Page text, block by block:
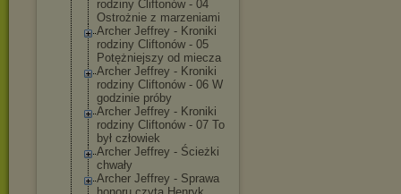
rodziny Cliftonów - 04
Ostrożnie z marzeniami
Archer Jeffrey - Kroniki
rodziny Cliftonów - 05
Potężniejszy od miecza
Archer Jeffrey - Kroniki
rodziny Cliftonów - 06 W
godzinie próby
Archer Jeffrey - Kroniki
rodziny Cliftonów - 07 To
był człowiek
Archer Jeffrey - Ścieżki
chwały
Archer Jeffrey - Sprawa